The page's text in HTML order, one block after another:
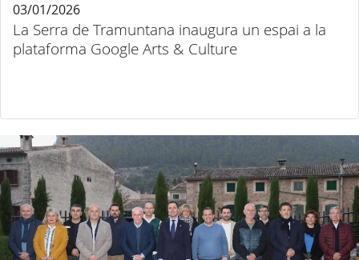
La Serra de Tramuntana inaugura un espai a la
plataforma Google Arts & Culture
03/01/2026